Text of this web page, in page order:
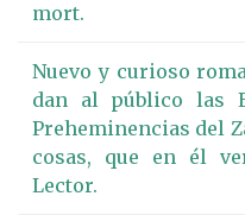
mort.
Nuevo y curioso
dan al público las
Preheminencias del
cosas, que en él
Lector.